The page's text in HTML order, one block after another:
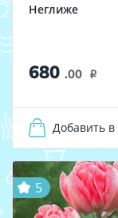
Неглиже
680 .00 i
Добавить в
5